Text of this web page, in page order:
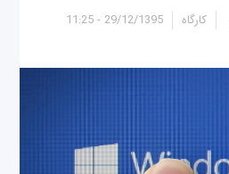
29/12/1395 - 11:25 کارگاه